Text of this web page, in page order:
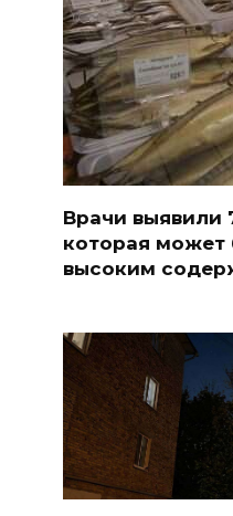
Врачи выявили
которая может
высоким